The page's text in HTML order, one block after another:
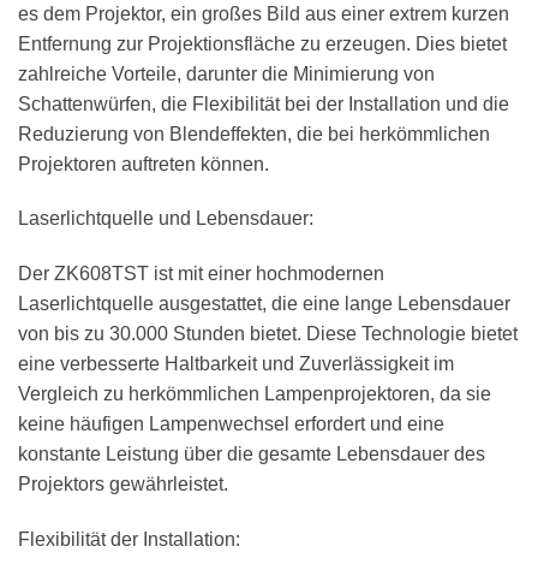
es dem Projektor, ein großes Bild aus einer extrem kurzen
Entfernung zur Projektionsfläche zu erzeugen. Dies bietet
zahlreiche Vorteile, darunter die Minimierung von
Schattenwürfen, die Flexibilität bei der Installation und die
Reduzierung von Blendeffekten, die bei herkömmlichen
Projektoren auftreten können.
Laserlichtquelle und Lebensdauer:
Der ZK608TST ist mit einer hochmodernen
Laserlichtquelle ausgestattet, die eine lange Lebensdauer
von bis zu 30.000 Stunden bietet. Diese Technologie bietet
eine verbesserte Haltbarkeit und Zuverlässigkeit im
Vergleich zu herkömmlichen Lampenprojektoren, da sie
keine häufigen Lampenwechsel erfordert und eine
konstante Leistung über die gesamte Lebensdauer des
Projektors gewährleistet.
Flexibilität der Installation: